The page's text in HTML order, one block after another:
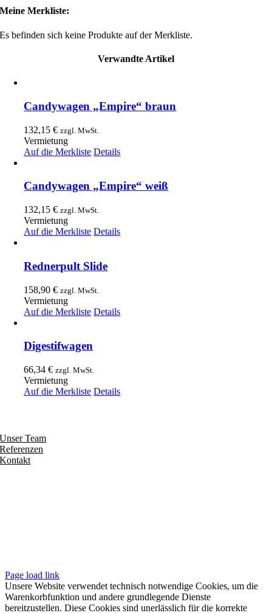
Meine Merkliste:
Es befinden sich keine Produkte auf der Merkliste.
Verwandte Artikel
Candywagen „Empire“ braun
132,15€ zzgl. MwSt.
Vermietung
Auf die Merkliste Details
Candywagen „Empire“ weiß
132,15€ zzgl. MwSt.
Vermietung
Auf die Merkliste Details
Rednerpult Slide
158,90€ zzgl. MwSt.
Vermietung
Auf die Merkliste Details
Digestifwagen
66,34€ zzgl. MwSt.
Vermietung
Auf die Merkliste Details
Unser Team
Referenzen
Kontakt
Page load link
Unsere Website verwendet technisch notwendige Cookies, um die
Warenkorbfunktion und andere grundlegende Dienste
bereitzustellen. Diese Cookies sind unerlässlich für die korrekte